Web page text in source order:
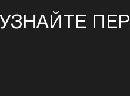
УЗНАЙТЕ